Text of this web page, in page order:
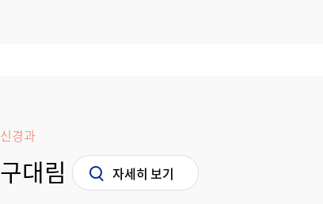
신경과
구대림 자세히 보기